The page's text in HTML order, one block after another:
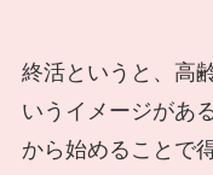
終活というと、高
いうイメージがあ
から始めることで